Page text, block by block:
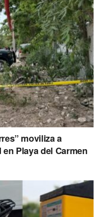
moviliza a
Playa del Carmen